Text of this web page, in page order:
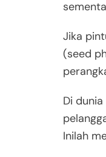
Jika
(seed
Di
Inilah